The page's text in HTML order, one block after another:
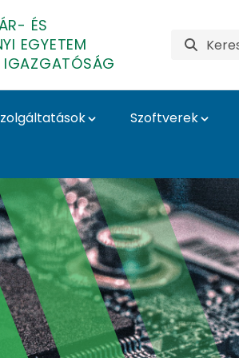
ÉS
EGYETEM
IGAZGATÓSÁG
Szoftverek